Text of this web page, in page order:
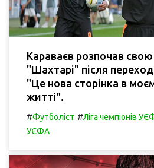
Караваєв розпочав свою
"Шахтарі" після
"Це нова сторінка в
житті".
#Футболіст #Ліга чемпіонів
УЄФА